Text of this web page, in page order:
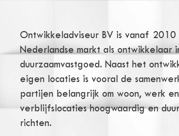
Ontwikkeladviseur BV is vanaf
Nederlandse markt als ontwikkelaar
duurzaamvastgoed. Naast het
eigen locaties is vooral de
partijen belangrijk om woon, werk en
verblijfslocaties hoogwaardig en
richten.